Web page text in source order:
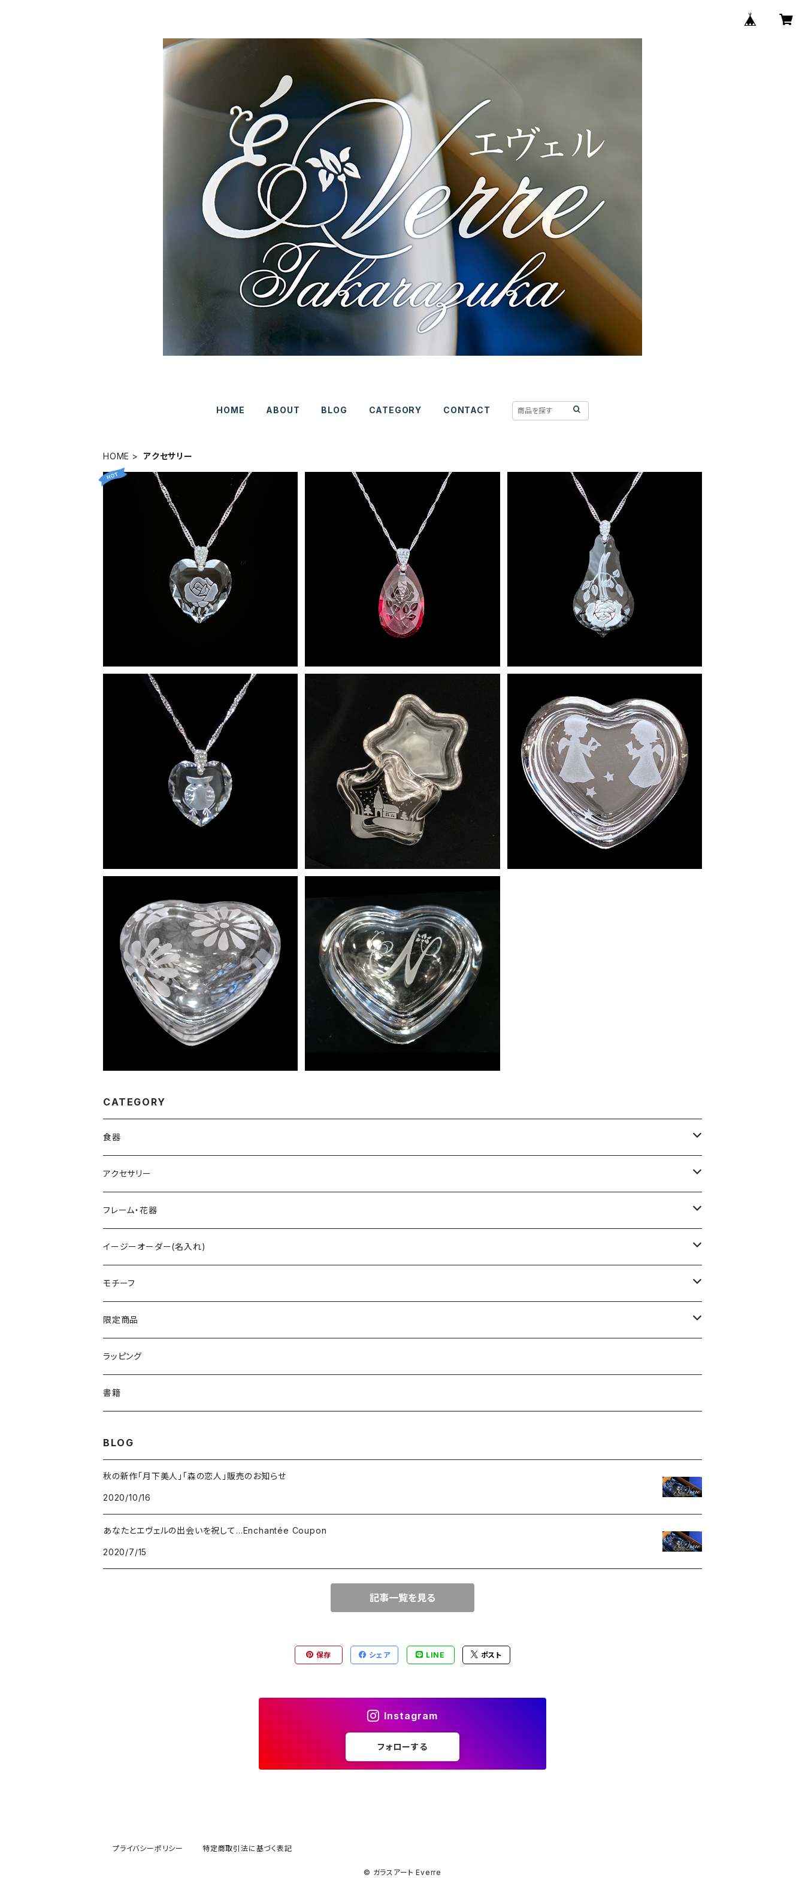
HOME ABOUT BLOG CATEGORY CONTACT
HOME アクセサリー
ローズ ペンダント
¥6,600
赤薔薇 ペンダント
¥16,500
白薔薇 ペンダント
¥11,000
SOLD OUT
【限定商品】フクロウ ペンダント
¥6,600
SOLD OUT
ホワイトクリスマス スターBOX
¥4,950
アンジュ ハートBOX
¥4,950
【現品限り】デイジー ハートBOX
¥5,280
4%OFF
SOLD OUT
ハートボックス(イニシャル彫刻)
¥4,950
CATEGORY
食器
グラス
ワイングラス
シャンパングラス
ティーセット
アクセサリー
ペンダント
小物入れ
ハートボックス
フレーム・花器
フォトフレーム
イージーオーダー(名入れ)
イニシャル入
すみれ花文字
ネーム入
テキスト入
モチーフ
フラワー
ローズ
さくら
ネイチャー
リーフ
メルヘン
レース
限定商品
数量限定
季節限定
ラッピング
書籍
BLOG
秋の新作「月下美人」「森の恋人」販売のお知らせ
2020/10/16
あなたとエヴェルの出会いを祝して…Enchantée Coupon
2020/7/15
記事一覧を見る
保存 シェア LINE ポスト
Instagram
フォローする
プライバシーポリシー 特定商取引法に基づく表記
© ガラスアート Everre